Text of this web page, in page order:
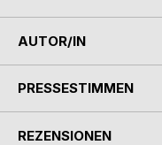
AUTOR/IN
PRESSESTIMMEN
REZENSIONEN